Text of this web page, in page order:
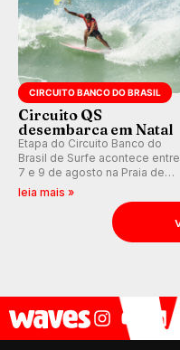
CIRCUITO BANCO DO BRASIL
Circuito QS
desembarca em Natal
Etapa do Circuito Banco do
Brasil de Surfe acontece entre
7 e 9 de agosto na Praia de
Miami (RN), em disputas
válidas pelo Qualifying Series
(QS) 4.000 e pela corrida por
vagas no Challenger Series.
leia mais »